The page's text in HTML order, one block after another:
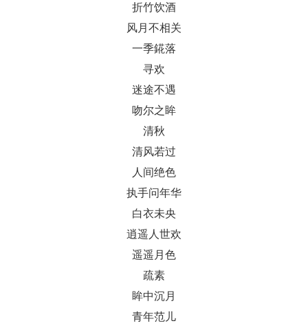
折竹饮酒
风月不相关
一季錵落
寻欢
迷途不遇
吻尔之眸
清秋
清风若过
人间绝色
执手问年华
白衣未央
逍遥人世欢
遥遥月色
疏素
眸中沉月
青年范儿